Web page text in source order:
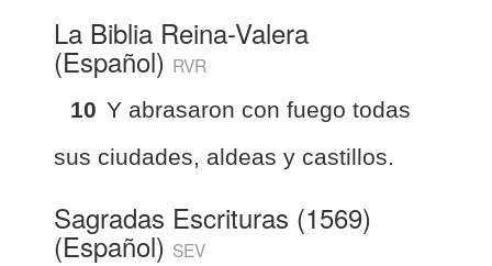
La Biblia Reina-Valera
(Español) RVR
10 Y abrasaron con fuego todas
sus ciudades, aldeas y castillos.
Sagradas Escrituras (1569)
(Español) SEV